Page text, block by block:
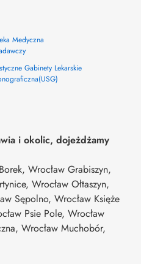
Medyczna
Gabinety Lekarskie
i okolic, dojeżdżamy
Wrocław Grabiszyn,
Wrocław Ołtaszyn,
Sępolno, Wrocław Księże
Psie Pole, Wrocław
Wrocław Muchobór,